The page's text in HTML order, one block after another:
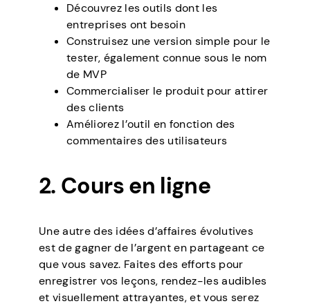
Découvrez les outils dont les
entreprises ont besoin
Construisez une version simple pour le
tester, également connue sous le nom
de MVP
Commercialiser le produit pour attirer
des clients
Améliorez l’outil en fonction des
commentaires des utilisateurs
2. Cours en ligne
Une autre des idées d’affaires évolutives
est de gagner de l’argent en partageant ce
que vous savez. Faites des efforts pour
enregistrer vos leçons, rendez-les audibles
et visuellement attrayantes, et vous serez